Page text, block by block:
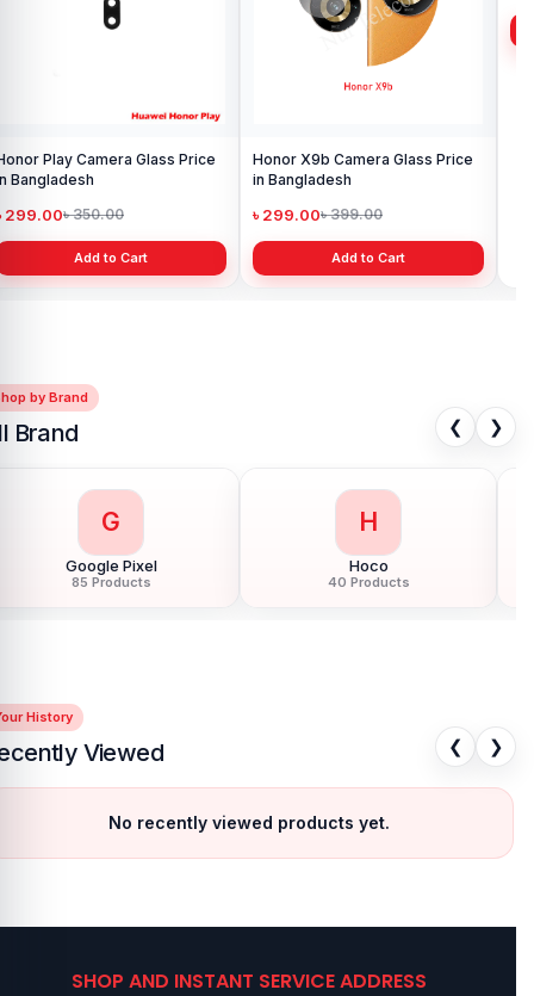
Play Camera Glass Price
Bangladesh
299.00৳ 350.00
Add to Cart
Honor X9b Camera Glass Price
in Bangladesh
৳ 299.00৳ 399.00
Add to Cart
by Brand
Brand ❮ ❯
G
Google Pixel
85 Products
H
Hoco
40 Products
History
Viewed ❮ ❯
No recently viewed products yet.
SHOP AND INSTANT SERVICE ADDRESS